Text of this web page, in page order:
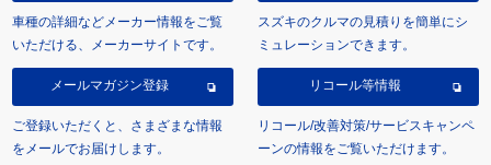
車種の詳細などメーカー情報をご覧
いただける、メーカーサイトです。
スズキのクルマの見積りを簡単にシ
ミュレーションできます。
メールマガジン登録
ご登録いただくと、さまざまな情報
をメールでお届けします。
リコール等情報
リコール/改善対策/サービスキャンペ
ーンの情報をご覧いただけます。